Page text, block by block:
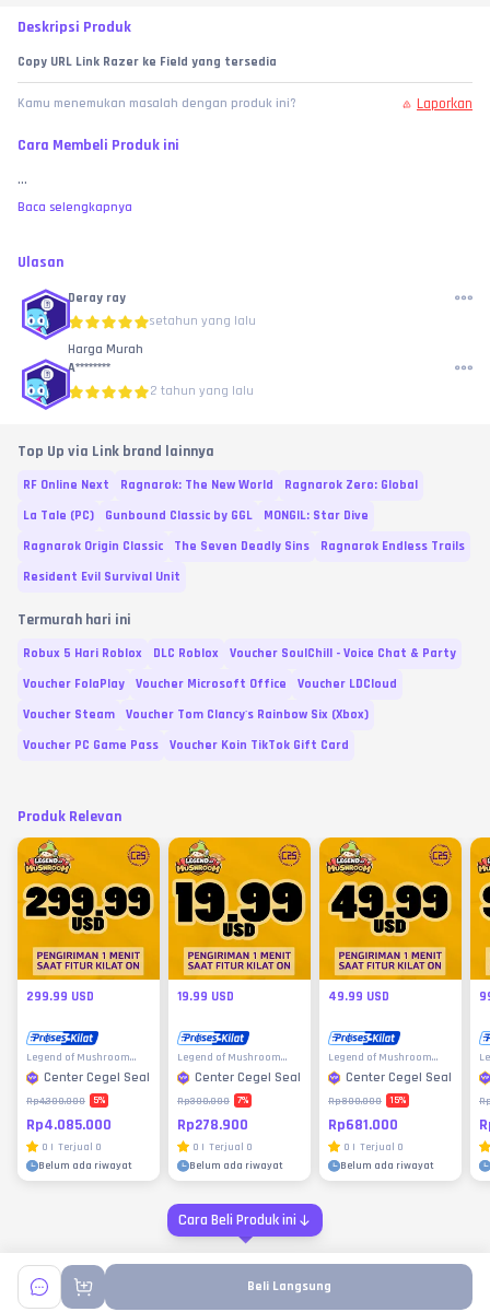
Deskripsi Produk
Copy URL Link Razer ke Field yang tersedia
Kamu menemukan masalah dengan produk ini? Laporkan
Cara Membeli Produk ini
...
Baca selengkapnya
Ulasan
Deray ray
setahun yang lalu
Harga Murah
A********
2 tahun yang lalu
Top Up via Link brand lainnya
RF Online Next Ragnarok: The New World
Ragnarok Zero: Global
La Tale (PC)
Gunbound Classic by GGL
MONGIL: Star Dive
Ragnarok Origin Classic
The Seven Deadly Sins
Ragnarok Endless Trails
Resident Evil Survival Unit
Termurah hari ini
Robux 5 Hari Roblox DLC Roblox
Voucher SoulChill - Voice Chat & Party
Voucher FolaPlay
Voucher Microsoft Office
Voucher LDCloud
Voucher Steam
Voucher Tom Clancy's Rainbow Six (Xbox)
Voucher PC Game Pass
Voucher Koin TikTok Gift Card
Produk Relevan
299.99 USD
Legend of Mushroom
(Link Payment)
Center Cegel Seal
Rp4.300.000 5%
Rp4.085.000
0 | Terjual 0
Belum ada riwayat
19.99 USD
Legend of Mushroom
(Link Payment)
Center Cegel Seal
Rp300.000 7%
Rp278.900
0 | Terjual 0
Belum ada riwayat
49.99 USD
Legend of Mushroom
(Link Payment)
Center Cegel Seal
Rp800.000 15%
Rp681.000
0 | Terjual 0
Belum ada riwayat
Cara Beli Produk ini
Beli Langsung